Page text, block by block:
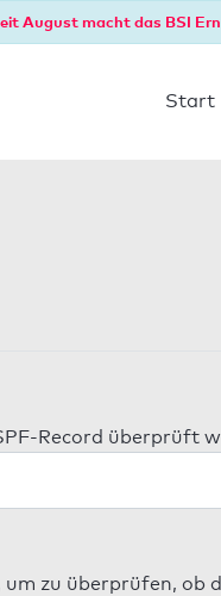
August macht das BSI
Start
Record überprüft
um zu überprüfen, ob